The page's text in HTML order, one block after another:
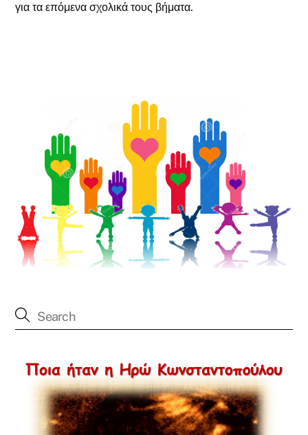
για τα επόμενα σχολικά τους βήματα.